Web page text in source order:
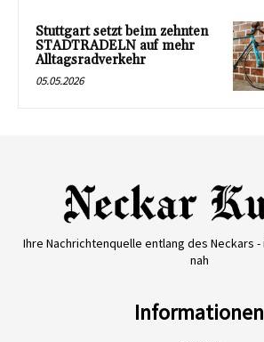
Stuttgart setzt beim zehnten
STADTRADELN auf mehr
Alltagsradverkehr
05.05.2026
Ihre Nachrichtenquelle entlang des Neckars
nah
Informationen